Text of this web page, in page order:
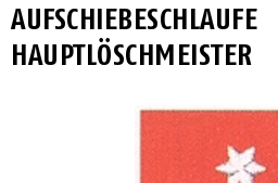
AUFSCHIEBESCHLAUFE
HAUPTLÖSCHMEISTER